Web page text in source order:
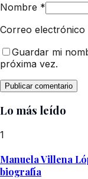
Nombre *
Correo electrónico
Guardar mi
próxima vez.
Lo más leído
1
Manuela Villena
biografía